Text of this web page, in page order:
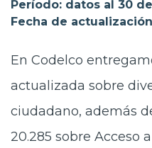
Transparencia activa
Canales de denuncia
Proveedores
Acceso
Período: datos al 30
Fecha de
En Codelco
actualizada sobre
ciudadano, además
20.285 sobre Acceso